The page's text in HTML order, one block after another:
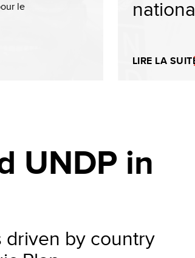
le
LIRE LA
UNDP in
by country